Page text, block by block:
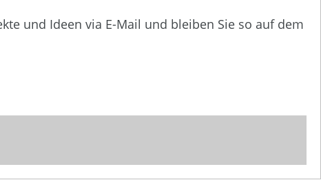
und Ideen via E-Mail und bleiben Sie so auf dem